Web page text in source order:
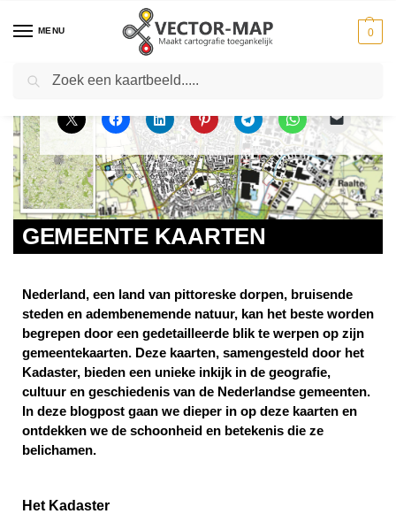
MENU 0
Home Productinformatie - Gebieden
GEMEENTE KAARTEN
Nederland, een land van pittoreske dorpen, bruisende
steden en adembenemende natuur, kan het beste worden
begrepen door een gedetailleerde blik te werpen op zijn
gemeentekaarten. Deze kaarten, samengesteld door het
Kadaster, bieden een unieke inkijk in de geografie,
cultuur en geschiedenis van de Nederlandse gemeenten.
In deze blogpost gaan we dieper in op deze kaarten en
ontdekken we de schoonheid en betekenis die ze
belichamen.
Het Kadaster